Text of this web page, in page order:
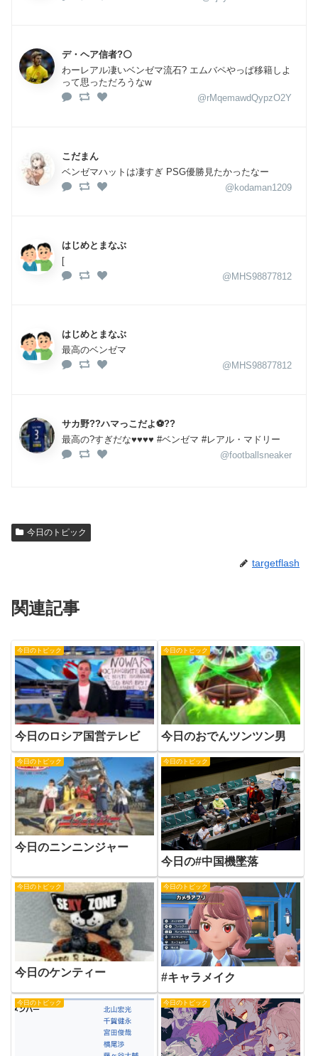
デ・ヘア信者?⚪️
わーレアル凄いベンゼマ流石? エムバペやっぱ移籍しよ
って思っただろうなw
@rMqemawdQypzO2Y
こだまん
ベンゼマハットは凄すぎ PSG優勝見たかったなー
@kodaman1209
はじめとまなぶ
[
@MHS98877812
はじめとまなぶ
最高のベンゼマ
@MHS98877812
サカ野??ハマっこだよ⚽??
最高の?すぎだな♥♥♥♥ #ベンゼマ #レアル・マドリー
@footballsneaker
今日のトピック
targetflash
関連記事
今日のトピック
今日のロシア国営テレビ
今日のトピック
今日のおでんツンツン男
今日のトピック
今日のニンニンジャー
今日のトピック
今日の#中国機墜落
今日のトピック
今日のケンティー
今日のトピック
#キャラメイク
今日のトピック 今日のトピック